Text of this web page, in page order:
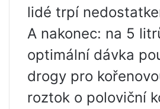
lidé trpí
A nakonec: na 5
optimální dávka
drogy pro
roztok o poloviční